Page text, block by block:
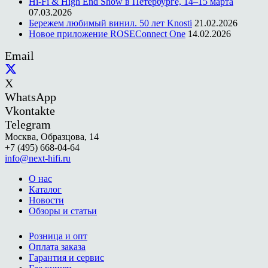
07.03.2026
Бережем любимый винил. 50 лет Knosti 21.02.2026
Новое приложение ROSEConnect One 14.02.2026
Email
X
WhatsApp
Vkontakte
Telegram
Москва, Образцова, 14
+7 (495) 668-04-64
info@next-hifi.ru
О нас
Каталог
Новости
Обзоры и статьи
Розница и опт
Оплата заказа
Гарантия и сервис